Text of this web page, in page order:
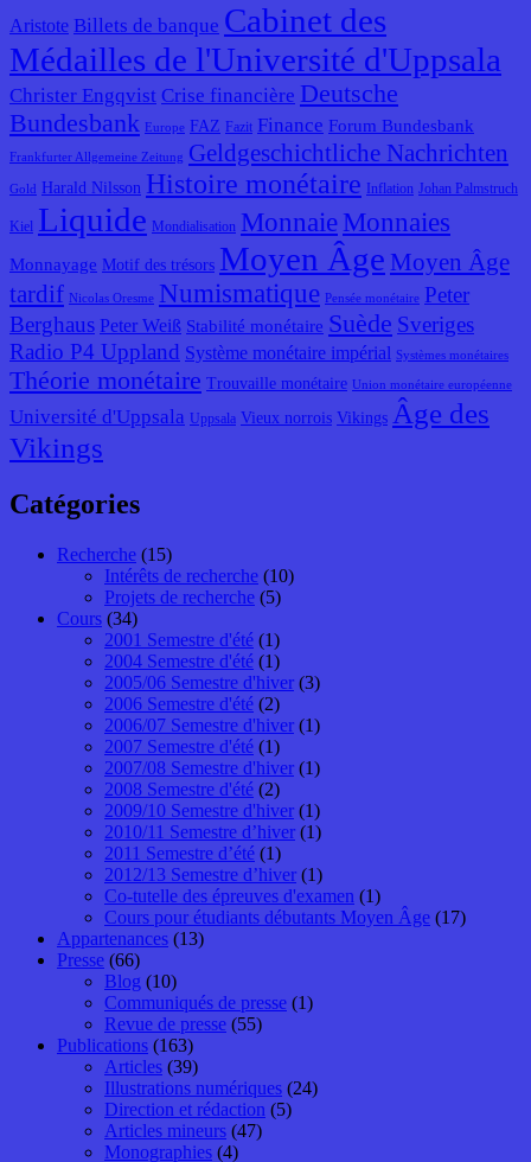
Aristote Billets de banque Cabinet des
Médailles de l'Université d'Uppsala
Christer Engqvist Crise financière Deutsche
Bundesbank
Europe FAZ Fazit Finance Forum Bundesbank
Frankfurter Allgemeine Zeitung Geldgeschichtliche Nachrichten
Gold Harald Nilsson Histoire monétaire Inflation Johan Palmstruch
Kiel Liquide Mondialisation Monnaie Monnaies
Monnayage Motif des trésors Moyen Âge Moyen Âge
tardif Nicolas Oresme Numismatique Pensée monétaire Peter
Berghaus Peter Weiß Stabilité monétaire Suède Sveriges
Radio P4 Uppland Système monétaire impérial Systèmes monétaires
Théorie monétaire Trouvaille monétaire Union monétaire européenne
Université d'Uppsala Uppsala Vieux norrois Vikings Âge des
Vikings
Catégories
Recherche (15)
Intérêts de recherche (10)
Projets de recherche (5)
Cours (34)
2001 Semestre d'été (1)
2004 Semestre d'été (1)
2005/06 Semestre d'hiver (3)
2006 Semestre d'été (2)
2006/07 Semestre d'hiver (1)
2007 Semestre d'été (1)
2007/08 Semestre d'hiver (1)
2008 Semestre d'été (2)
2009/10 Semestre d'hiver (1)
2010/11 Semestre d’hiver (1)
2011 Semestre d’été (1)
2012/13 Semestre d’hiver (1)
Co-tutelle des épreuves d'examen (1)
Cours pour étudiants débutants Moyen Âge (17)
Appartenances (13)
Presse (66)
Blog (10)
Communiqués de presse (1)
Revue de presse (55)
Publications (163)
Articles (39)
Illustrations numériques (24)
Direction et rédaction (5)
Articles mineurs (47)
Monographies (4)